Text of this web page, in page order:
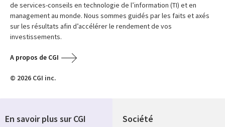
de services-conseils en technologie de l’information (TI) et en
management au monde. Nous sommes guidés par les faits et axés
sur les résultats afin d’accélérer le rendement de vos
investissements.
A propos de CGI
© 2026 CGI inc.
Société
En savoir plus sur CGI